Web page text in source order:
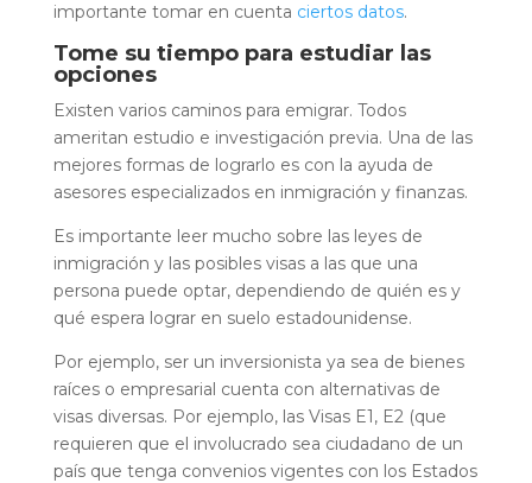
importante tomar en cuenta ciertos datos.
Tome su tiempo para estudiar las
opciones
Existen varios caminos para emigrar. Todos
ameritan estudio e investigación previa. Una de las
mejores formas de lograrlo es con la ayuda de
asesores especializados en inmigración y finanzas.
Es importante leer mucho sobre las leyes de
inmigración y las posibles visas a las que una
persona puede optar, dependiendo de quién es y
qué espera lograr en suelo estadounidense.
Por ejemplo, ser un inversionista ya sea de bienes
raíces o empresarial cuenta con alternativas de
visas diversas. Por ejemplo, las Visas E1, E2 (que
requieren que el involucrado sea ciudadano de un
país que tenga convenios vigentes con los Estados